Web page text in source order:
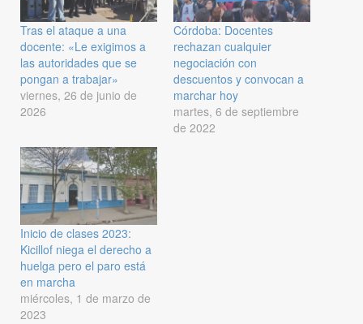
Tras el ataque a una
docente: «Le exigimos a
las autoridades que se
pongan a trabajar»
viernes, 26 de junio de
2026
Córdoba: Docentes
rechazan cualquier
negociación con
descuentos y convocan a
marchar hoy
martes, 6 de septiembre
de 2022
Inicio de clases 2023:
Kicillof niega el derecho a
huelga pero el paro está
en marcha
miércoles, 1 de marzo de
2023